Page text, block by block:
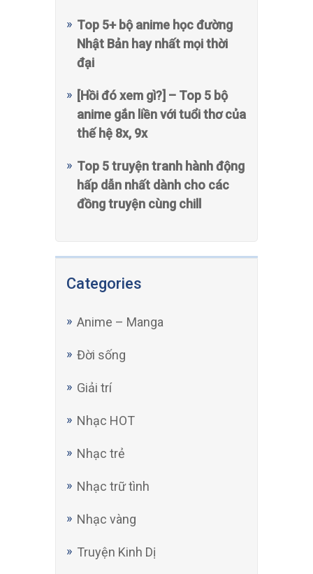
Top 5+ bộ anime học đường
Nhật Bản hay nhất mọi thời
đại
[Hồi đó xem gì?] – Top 5 bộ
anime gắn liền với tuổi thơ của
thế hệ 8x, 9x
Top 5 truyện tranh hành động
hấp dẫn nhất dành cho các
đồng truyện cùng chill
Categories
Anime – Manga
Đời sống
Giải trí
Nhạc HOT
Nhạc trẻ
Nhạc trữ tình
Nhạc vàng
Truyện Kinh Dị